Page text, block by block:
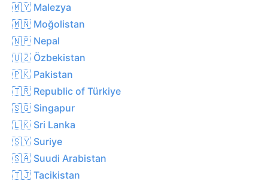
🇲🇾 Malezya
🇲🇳 Moğolistan
🇳🇵 Nepal
🇺🇿 Özbekistan
🇵🇰 Pakistan
🇹🇷 Republic of Türkiye
🇸🇬 Singapur
🇱🇰 Sri Lanka
🇸🇾 Suriye
🇸🇦 Suudi Arabistan
🇹🇯 Tacikistan